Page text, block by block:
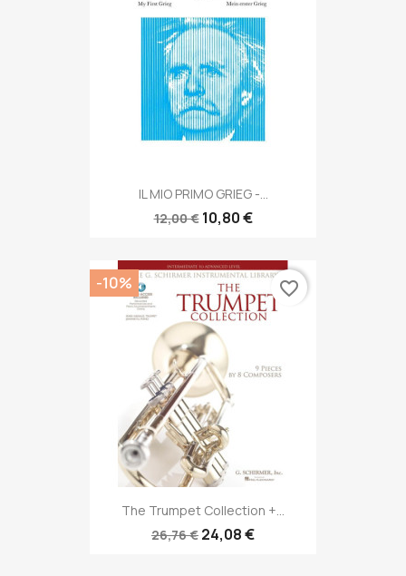
IL MIO PRIMO GRIEG -...
12,00 € 10,80 €
The Trumpet Collection +...
26,76 € 24,08 €
-10% favorite_border